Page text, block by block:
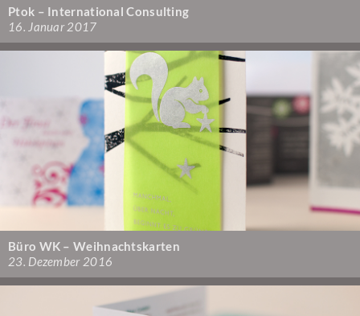
Ptok – International Consulting
16. Januar 2017
Büro WK – Weihnachtskarten
23. Dezember 2016